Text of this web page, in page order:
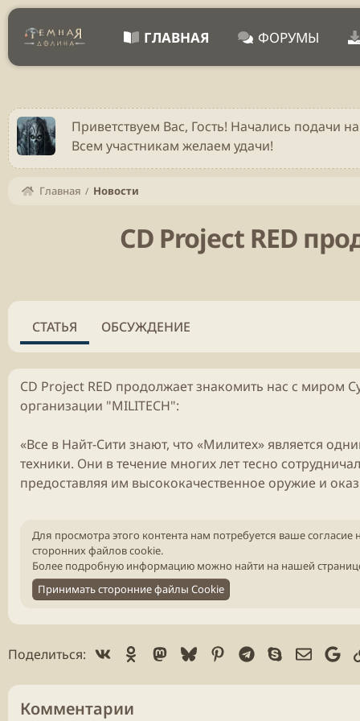
ГЛАВНАЯ ФОРУМЫ
Приветствуем Вас, Гость! Начались подачи
Всем участникам желаем удачи!
Главная Новости
CD Project RED
СТАТЬЯ ОБСУЖДЕНИЕ
CD Project RED продолжает знакомить нас с миром
организации "MILITECH":
«Все в Найт-Сити знают, что «Милитех» является
техники. Они в течение многих лет тесно
предоставляя им высококачественное оружие и
Для просмотра этого контента нам потребуется ваше согласие
сторонних файлов cookie.
Более подробную информацию можно найти на нашей
Принимать сторонние файлы Cookie
Поделиться: Vk Ok Mastodon
BlueskyPinterest
Telegram
Skype
Комментарии